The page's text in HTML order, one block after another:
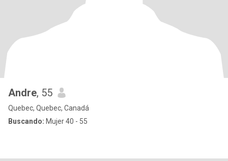
Andre, 55
Quebec, Quebec, Canadá
Buscando: Mujer 40 - 55